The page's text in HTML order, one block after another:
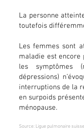
La personne
toutefois
Les femmes sont
maladie est encore
les symptômes
dépressions)
interruptions de la
en surpoids
ménopause.
Source: Ligue pulmonaire suisse